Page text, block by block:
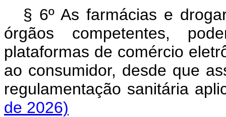
§ 6º As farmácias e
órgãos competentes,
plataformas de comércio
ao consumidor, desde que
regulamentação sanitária
de 2026)